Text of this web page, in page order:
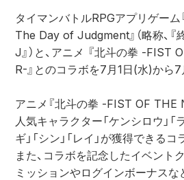
タイマンバトルRPGアプリゲーム
The Day of Judgment』（略称、
J』）と、アニメ 『北斗の拳 -
R-』とのコラボを7月1日(水)から7
アニメ『北斗の拳 -FIST OF THE
人気キャラクター「ケンシロウ」「
ギ」「シン」「レイ」が獲得できる
また、コラボを記念したイベント
ミッションやログインボーナスな